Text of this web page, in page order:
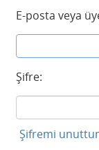
E-posta veya
Şifre:
Şifremi